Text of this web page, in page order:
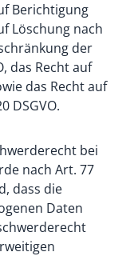
Berichtigung
Löschung nach
der
das Recht auf
das Recht auf
DSGVO.
bei
nach Art. 77
dass die
Daten